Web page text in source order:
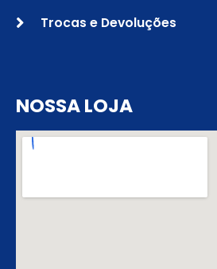
Trocas e Devoluções
NOSSA LOJA